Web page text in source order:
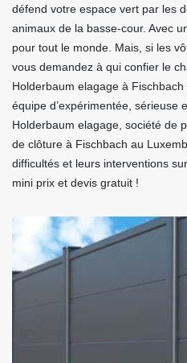
défend votre espace vert par les
animaux de la basse-cour. Avec
pour tout le monde. Mais, si les
vous demandez à qui confier le
Holderbaum elagage à
équipe d’expérimentée, sérieuse
Holderbaum elagage, société de
de clôture à Fischbach au
difficultés et leurs interventions
mini prix et devis gratuit !